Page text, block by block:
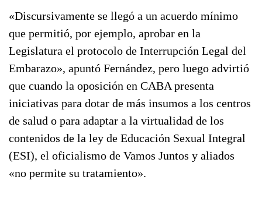
«Discursivamente se llegó a un acuerdo mínimo
que permitió, por ejemplo, aprobar en la
Legislatura el protocolo de Interrupción Legal del
Embarazo», apuntó Fernández, pero luego advirtió
que cuando la oposición en CABA presenta
iniciativas para dotar de más insumos a los centros
de salud o para adaptar a la virtualidad de los
contenidos de la ley de Educación Sexual Integral
(ESI), el oficialismo de Vamos Juntos y aliados
«no permite su tratamiento».